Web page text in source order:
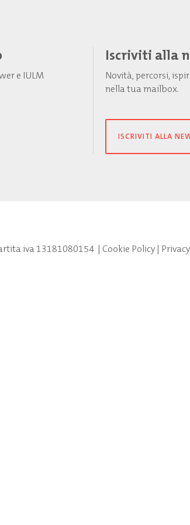
e IULM
Iscriviti alla
Novità, percorsi,
nella tua mailbox.
ISCRIVITI ALLA
iva 13181080154| Cookie Policy|